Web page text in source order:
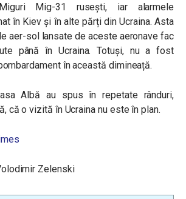
Mig-31 rusești, iar alarmele
în Kiev și în alte părți din Ucraina. Asta
aer-sol lansate de aceste aeronave fac
până în Ucraina. Totuși, nu a fost
în această dimineață.
Albă au spus în repetate rânduri,
că o vizită în Ucraina nu este în plan.
Zelenski